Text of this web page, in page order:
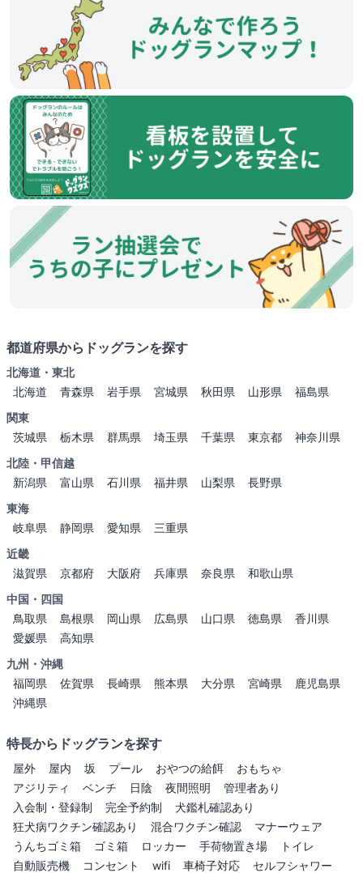
都道府県からドッグランを探す
北海道・東北
北海道
青森県 岩手県 宮城県 秋田県 山形県
福島県
関東
茨城県
栃木県 群馬県 埼玉県 千葉県 東京都
神奈川県
北陸・甲信越
新潟県
富山県 石川県 福井県 山梨県
長野県
東海
岐阜県
静岡県 愛知県
三重県
近畿
滋賀県
京都府 大阪府 兵庫県 奈良県
和歌山県
中国・四国
鳥取県
島根県 岡山県 広島県 山口県 徳島県
香川県
愛媛県
高知県
九州・沖縄
福岡県
佐賀県 長崎県 熊本県 大分県 宮崎県
鹿児島県
沖縄県
特長からドッグランを探す
屋外 屋内 坂 プール おやつの給餌
おもちゃ
アジリティ
ベンチ 日陰 夜間照明
管理者あり
入会制・登録制
完全予約制
犬鑑札確認あり
狂犬病ワクチン確認あり
混合ワクチン確認
マナーウェア
うんちゴミ箱
ゴミ箱 ロッカー 手荷物置き場
トイレ
自動販売機
コンセント wifi 車椅子対応
セルフシャワー